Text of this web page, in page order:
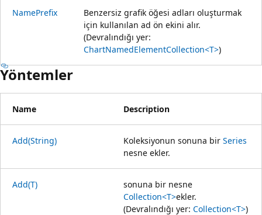
NamePrefix
Benzersiz grafik öğesi adları oluşturmak
için kullanılan ad ön ekini alır.
(Devralındığı yer:
ChartNamedElementCollection<T>)
Yöntemler
Name Description
Add(String) Koleksiyonun sonuna bir Series
nesne ekler.
Add(T)
sonuna bir nesne
Collection<T>ekler.
(Devralındığı yer: Collection<T>)